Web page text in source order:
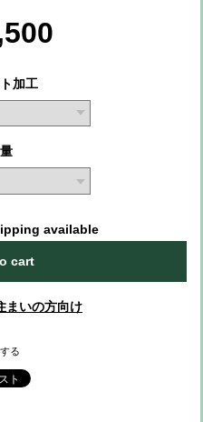
加工
available
cart
まいの方向け
る